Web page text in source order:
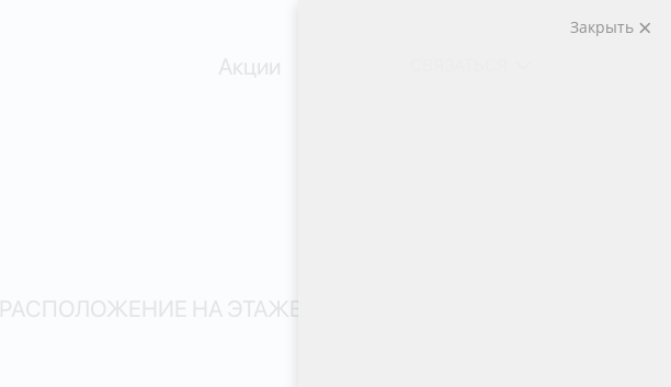
Акции
РАСПОЛОЖЕНИЕ НА ЭТАЖЕ
Закрыть